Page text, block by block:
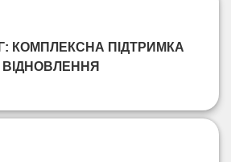
КОМПЛЕКСНА ПІДТРИМКА